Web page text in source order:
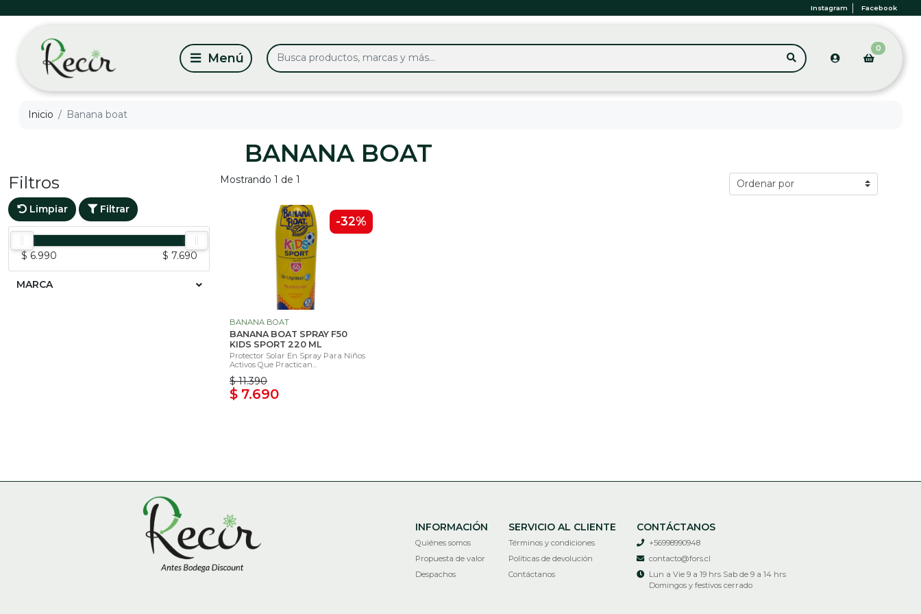
Instagram Facebook
0
Inicio Banana boat
BANANA BOAT
Filtros
Limpiar Filtrar
$ 6.990 $ 7.690
MARCA
Mostrando 1 de 1
-32%
BANANA BOAT
BANANA BOAT SPRAY F50
KIDS SPORT 220 ML
Protector Solar En Spray Para Niños
Activos Que Practican...
$ 11.390
$ 7.690
INFORMACIÓN
Quiénes somos
Propuesta de valor
Despachos
SERVICIO AL CLIENTE
Términos y condiciones
Políticas de devolución
Contáctanos
CONTÁCTANOS
+56998990948
contacto@fors.cl
Lun a Vie 9 a 19 hrs Sab de 9 a 14 hrs
Domingos y festivos cerrado